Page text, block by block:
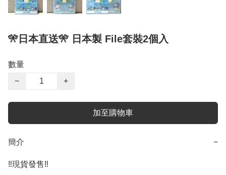
🎌日本直送🎌 日本製 File套裝2個入
數量
−
+
加至購物車
簡介 −
‼️現貨發售‼️